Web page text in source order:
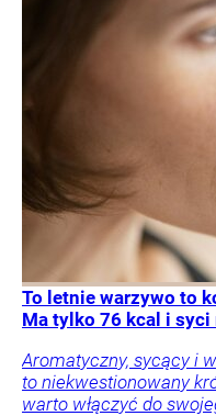
To letnie warzywo to
Ma tylko 76 kcal i syci
Aromatyczny, sycący i
to niekwestionowany
warto włączyć do